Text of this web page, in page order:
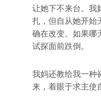
让她下不来台。我
扎，但自从她开始
确在改变。如果哪
试探面前跌倒。
我妈还教给我一种
来，着眼于求主使